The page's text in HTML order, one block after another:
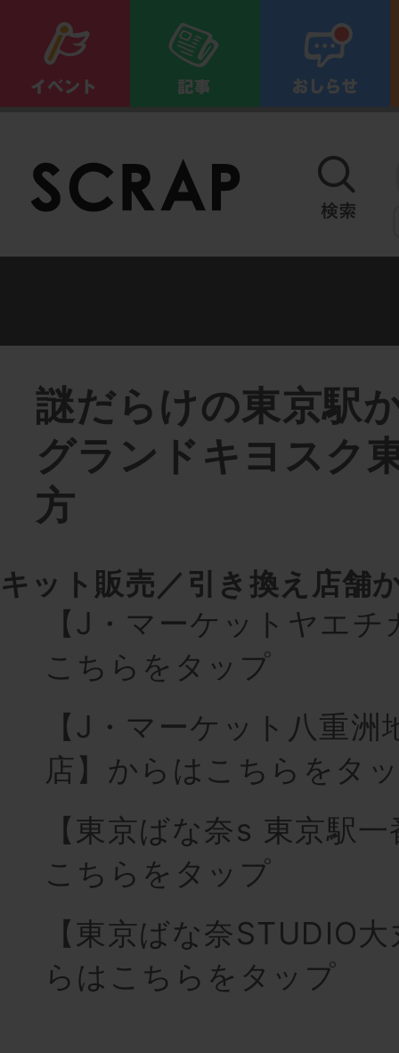
謎だらけの東京
グランドキヨスク
方
キット販売／引き換え店舗
【J・マーケットヤエ
こちらをタップ
【J・マーケット八重
店】からはこちらをタ
【東京ばな奈s 東京駅
こちらをタップ
【東京ばな奈STUDIO
らはこちらをタップ